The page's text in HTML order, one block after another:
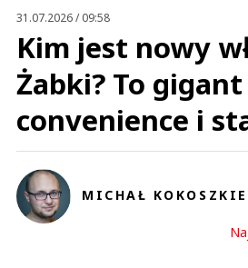
31.07.2026 / 09:58
Kim jest nowy
Żabki? To
convenience i
MICHAŁ